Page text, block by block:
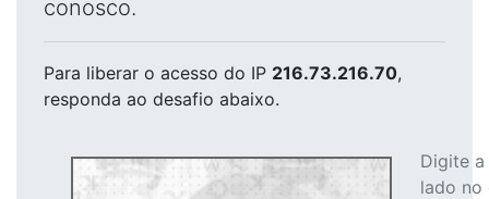
conosco.
Para liberar o acesso do IP 216.73.216.70,
responda ao desafio abaixo.
Digite
lado no